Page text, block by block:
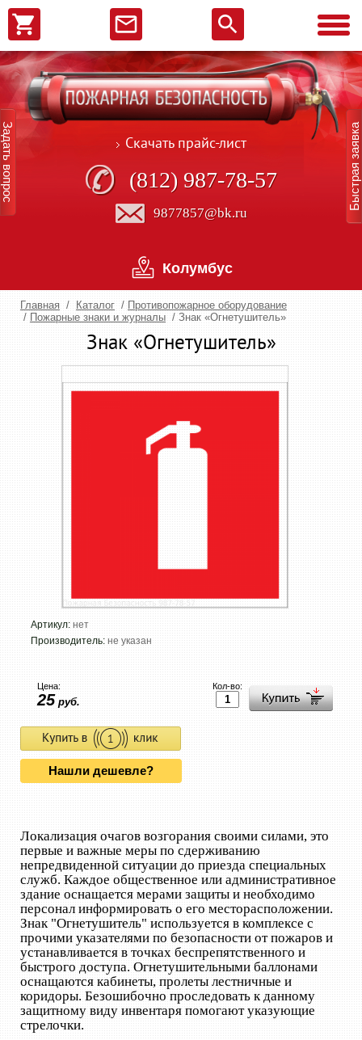
Скачать прайс-лист
(812) 987-78-57
9877857@bk.ru
Колумбус
Главная / Каталог / Противопожарное оборудование
/ Пожарные знаки и журналы / Знак «Огнетушитель»
Знак «Огнетушитель»
Артикул: нет
Производитель: не указан
Кол-во:
Цена:
25 руб.
Нашли дешевле?
Локализация очагов возгорания своими силами, это
первые и важные меры по сдерживанию
непредвиденной ситуации до приезда специальных
служб. Каждое общественное или административное
здание оснащается мерами защиты и необходимо
персонал информировать о его месторасположении.
Знак "Огнетушитель" используется в комплексе с
прочими указателями по безопасности от пожаров и
устанавливается в точках беспрепятственного и
быстрого доступа. Огнетушительными баллонами
оснащаются кабинеты, пролеты лестничные и
коридоры. Безошибочно проследовать к данному
защитному виду инвентаря помогают указующие
стрелочки.
Быстрая заявка
Задать вопрос